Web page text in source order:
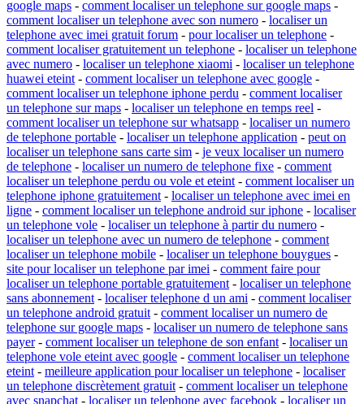
google maps - comment localiser un telephone sur google maps -
comment localiser un telephone avec son numero - localiser un
telephone avec imei gratuit forum - pour localiser un telephone -
comment localiser gratuitement un telephone - localiser un telephone
avec numero - localiser un telephone xiaomi - localiser un telephone
huawei eteint - comment localiser un telephone avec google -
comment localiser un telephone iphone perdu - comment localiser
un telephone sur maps - localiser un telephone en temps reel -
comment localiser un telephone sur whatsapp - localiser un numero
de telephone portable - localiser un telephone application - peut on
localiser un telephone sans carte sim - je veux localiser un numero
de telephone - localiser un numero de telephone fixe - comment
localiser un telephone perdu ou vole et eteint - comment localiser un
telephone iphone gratuitement - localiser un telephone avec imei en
ligne - comment localiser un telephone android sur iphone - localiser
un telephone vole - localiser un telephone à partir du numero -
localiser un telephone avec un numero de telephone - comment
localiser un telephone mobile - localiser un telephone bouygues -
site pour localiser un telephone par imei - comment faire pour
localiser un telephone portable gratuitement - localiser un telephone
sans abonnement - localiser telephone d un ami - comment localiser
un telephone android gratuit - comment localiser un numero de
telephone sur google maps - localiser un numero de telephone sans
payer- comment localiser un telephone de son enfant - localiser un
telephone vole eteint avec google - comment localiser un telephone
eteint - meilleure application pour localiser un telephone - localiser
un telephone discrètement gratuit - comment localiser un telephone
avec snapchat - localiser un telephone avec facebook - localiser un